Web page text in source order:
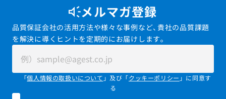
メルマガ登録
品質保証会社の活用方法や様々な事例など、貴社の品質課題
を解決に導くヒントを定期的にお届けします。
「個人情報の取扱いについて 」及び「クッキーポリシー 」に同意す
る